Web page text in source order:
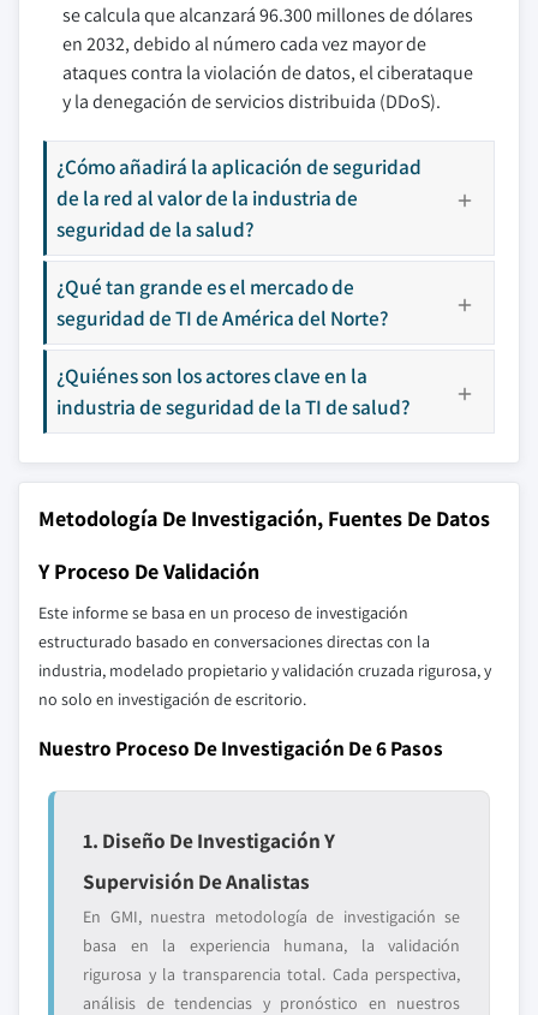
se calcula que alcanzará 96.300 millones de dólares
en 2032, debido al número cada vez mayor de
ataques contra la violación de datos, el ciberataque
y la denegación de servicios distribuida (DDoS).
¿Cómo añadirá la aplicación de seguridad
de la red al valor de la industria de
seguridad de la salud?
¿Qué tan grande es el mercado de
seguridad de TI de América del Norte?
¿Quiénes son los actores clave en la
industria de seguridad de la TI de salud?
Metodología De Investigación, Fuentes De Datos
Y Proceso De Validación
Este informe se basa en un proceso de investigación
estructurado basado en conversaciones directas con la
industria, modelado propietario y validación cruzada rigurosa, y
no solo en investigación de escritorio.
Nuestro Proceso De Investigación De 6 Pasos
1. Diseño De Investigación Y
Supervisión De Analistas
En GMI, nuestra metodología de investigación se
basa en la experiencia humana, la validación
rigurosa y la transparencia total. Cada perspectiva,
análisis de tendencias y pronóstico en nuestros